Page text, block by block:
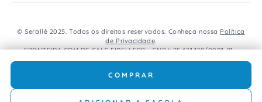
COMPRAR
© Serallê 2025. Todos os direitos reservados. Conheça nossa Política
de Privacidade.
FRONTEIRA COM DE CALC EIRELI EPP - CNPJ: 25.421.179/0001-81 -
Avenida Brasil, 456, Centro, CEP: 85.851-000, Foz do Iguaçu, PR, Brasil.
válido é o do carrinho de compras.